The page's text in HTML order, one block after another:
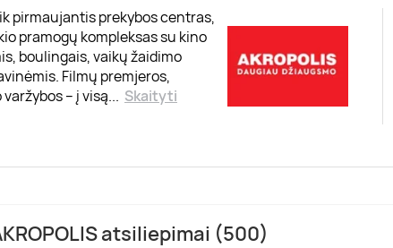
pirmaujantis prekybos centras,
pramogų kompleksas su kino
boulingais, vaikų žaidimo
Filmų premjeros,
– į visą... Skaityti
atsiliepimai (500)